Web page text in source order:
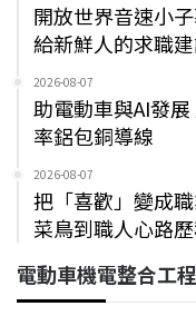
開放世界音速小
給新鮮人的求職
2026-08-07
助電動車與AI發
率鋁包銅導線
2026-08-07
把「喜歡」變成
菜鳥到職人心路
電動車機電整合工